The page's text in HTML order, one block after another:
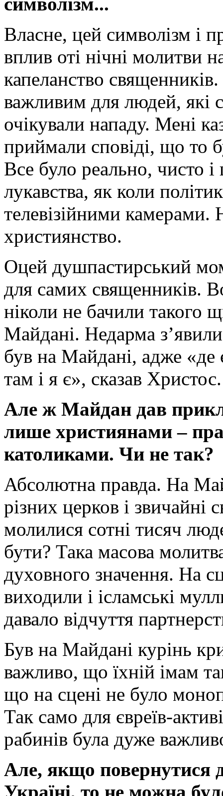
Власне, цей символізм і
вплив оті нічні молитви
капеланство
важливим для людей, які
очікували нападу. Мені
приймали сповіді, що то
Все було реально, чисто
лукавства, як коли
телевізійними камерами.
християнство.
Оцей душпастирський
для самих священників.
ніколи не бачили такого
Майдані. Недарма
був на Майдані, адже «де
там і я є», сказав
Але ж Майдан дав
лише християнами –
католиками. Чи не так?
Абсолютна правда. На
різних церков і
молилися сотні тисяч
бути? Така масова
духовного значення. На
виходили і ісламські
давало відчуття
Був на Майдані курінь
важливо, що їхній імам
що на сцені не було
Так само для євреїв-
рабинів була дуже
Але, якщо повернутися
Україні, то не можна